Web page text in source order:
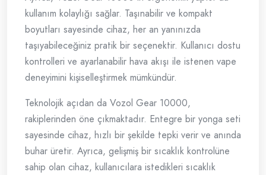
kullanım kolaylığı sağlar. Taşınabilir ve kompakt
boyutları sayesinde cihaz, her an yanınızda
taşıyabileceğiniz pratik bir seçenektir. Kullanıcı dostu
kontrolleri ve ayarlanabilir hava akışı ile istenen vape
deneyimini kişiselleştirmek mümkündür.
Teknolojik açıdan da Vozol Gear 10000,
rakiplerinden öne çıkmaktadır. Entegre bir yonga seti
sayesinde cihaz, hızlı bir şekilde tepki verir ve anında
buhar üretir. Ayrıca, gelişmiş bir sıcaklık kontrolüne
sahip olan cihaz, kullanıcılara istedikleri sıcaklık